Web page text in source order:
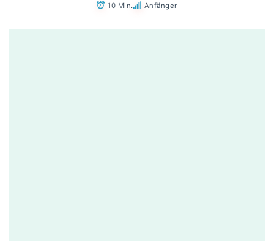
10 Min. Anfänger